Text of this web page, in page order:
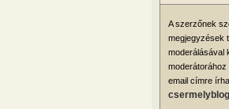
A szerzőnek
megjegyzések
moderálásával
email címre